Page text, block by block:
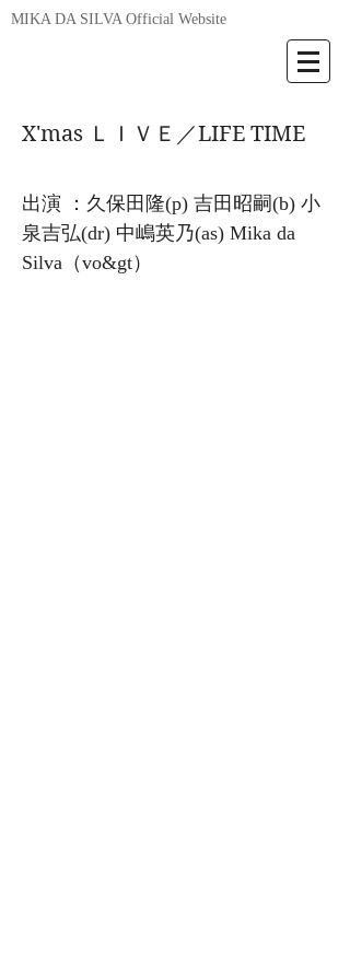
MIKA DA SILVA Official Website
X'mas ＬＩＶＥ／LIFE TIME
出演 ：久保田隆(p) 吉田昭嗣(b) 小
泉吉弘(dr) 中嶋英乃(as) Mika da
Silva（vo&gt）